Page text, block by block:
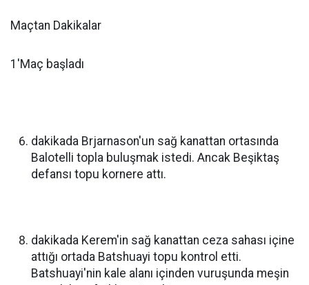
Maçtan Dakikalar
1'Maç başladı
dakikada Brjarnason'un sağ kanattan ortasında
Balotelli topla buluşmak istedi. Ancak Beşiktaş
defansı topu kornere attı.
dakikada Kerem'in sağ kanattan ceza sahası içine
attığı ortada Batshuayi topu kontrol etti.
Batshuayi'nin kale alanı içinden vuruşunda meşin